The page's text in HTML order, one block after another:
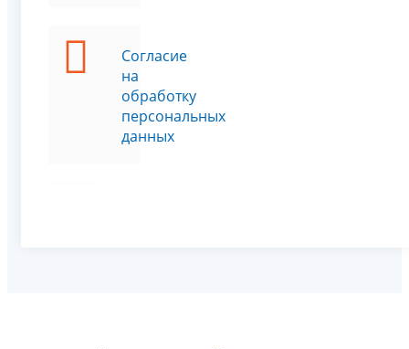
Согласие
на
обработку
персональных
данных